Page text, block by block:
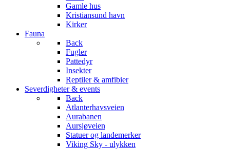
Gamle hus
Kristiansund havn
Kirker
Fauna
Back
Fugler
Pattedyr
Insekter
Reptiler & amfibier
Severdigheter & events
Back
Atlanterhavsveien
Aurabanen
Aursjøveien
Statuer og landemerker
Viking Sky - ulykken